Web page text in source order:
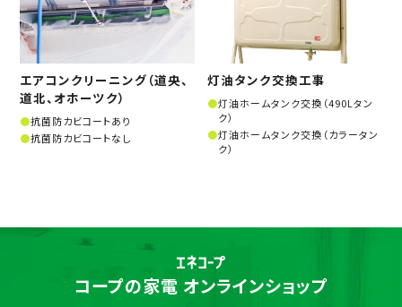
エアコンクリーニング（道央、
道北、オホーツク）
抗菌防カビコートあり
抗菌防カビコートなし
灯油タンク交換工事
灯油ホームタンク交換（490Lタン
ク）
灯油ホームタンク交換（カラータン
ク）
コープの家電 オンラインショップ